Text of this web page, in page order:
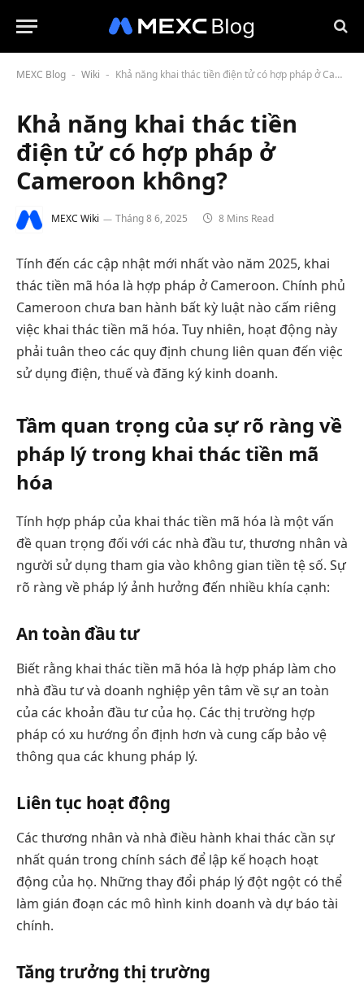
MEXC Blog - Wiki - Khả năng khai thác tiền điện tử có hợp pháp ở Cameroon không?
Khả năng khai thác tiền
điện tử có hợp pháp ở
Cameroon không?
MEXC Wiki Tháng 8 6, 2025 8 Mins Read
Tính đến các cập nhật mới nhất vào năm 2025, khai
thác tiền mã hóa là hợp pháp ở Cameroon. Chính phủ
Cameroon chưa ban hành bất kỳ luật nào cấm riêng
việc khai thác tiền mã hóa. Tuy nhiên, hoạt động này
phải tuân theo các quy định chung liên quan đến việc
sử dụng điện, thuế và đăng ký kinh doanh.
Tầm quan trọng của sự rõ ràng về
pháp lý trong khai thác tiền mã
hóa
Tính hợp pháp của khai thác tiền mã hóa là một vấn
đề quan trọng đối với các nhà đầu tư, thương nhân và
người sử dụng tham gia vào không gian tiền tệ số. Sự
rõ ràng về pháp lý ảnh hưởng đến nhiều khía cạnh:
An toàn đầu tư
Biết rằng khai thác tiền mã hóa là hợp pháp làm cho
nhà đầu tư và doanh nghiệp yên tâm về sự an toàn
của các khoản đầu tư của họ. Các thị trường hợp
pháp có xu hướng ổn định hơn và cung cấp bảo vệ
thông qua các khung pháp lý.
Liên tục hoạt động
Các thương nhân và nhà điều hành khai thác cần sự
nhất quán trong chính sách để lập kế hoạch hoạt
động của họ. Những thay đổi pháp lý đột ngột có thể
làm gián đoạn các mô hình kinh doanh và dự báo tài
chính.
Tăng trưởng thị trường